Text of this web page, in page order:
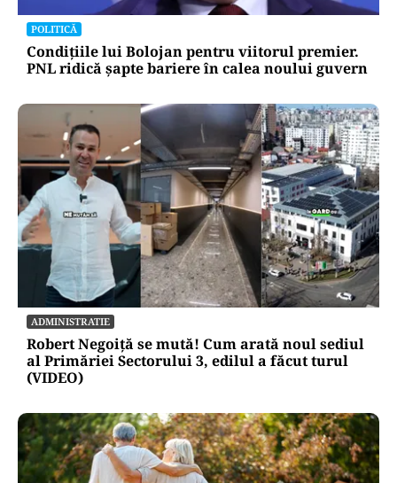
POLITICĂ
Condițiile lui Bolojan pentru viitorul premier.
PNL ridică șapte bariere în calea noului guvern
ADMINISTRATIE
Robert Negoiță se mută! Cum arată noul sediul
al Primăriei Sectorului 3, edilul a făcut turul
(VIDEO)